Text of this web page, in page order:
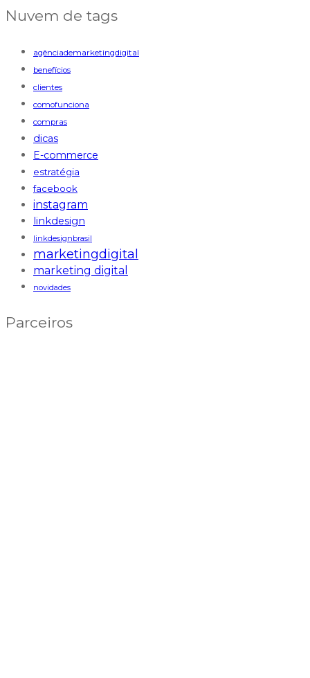
Nuvem de tags
agênciademarketingdigital
benefícios
clientes
comofunciona
compras
dicas
E-commerce
estratégia
facebook
instagram
linkdesign
linkdesignbrasil
marketingdigital
marketing digital
novidades
Parceiros